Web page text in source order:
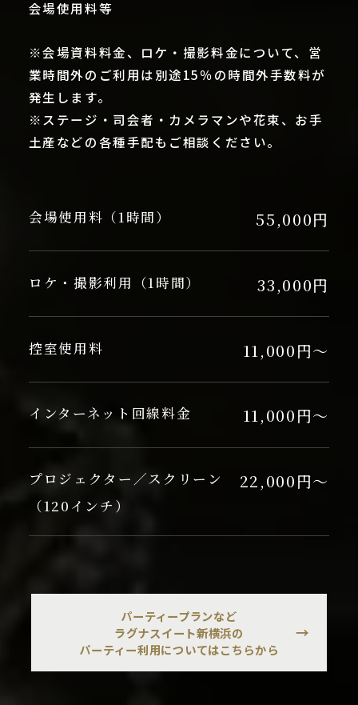
会場使用料等
※会場資料料金、ロケ・撮影料金について、営
業時間外のご利用は別途15％の時間外手数料が
発生します。
※ステージ・司会者・カメラマンや花束、お手
土産などの各種手配もご相談ください。
会場使用料（1時間） 55,000円
ロケ・撮影利用（1時間） 33,000円
控室使用料 11,000円～
インターネット回線料金 11,000円～
プロジェクター／スクリーン
（120インチ）
22,000円～
パーティープランなど
ラグナスイート新横浜の
パーティー利用についてはこちらから